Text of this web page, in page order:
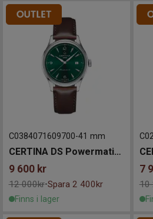
C0384071609700-41 mm
CERTINA DS Powermatic 80 41mm
9 600 kr
12 000kr-Spara 2 400kr
Finns i lager
7
10